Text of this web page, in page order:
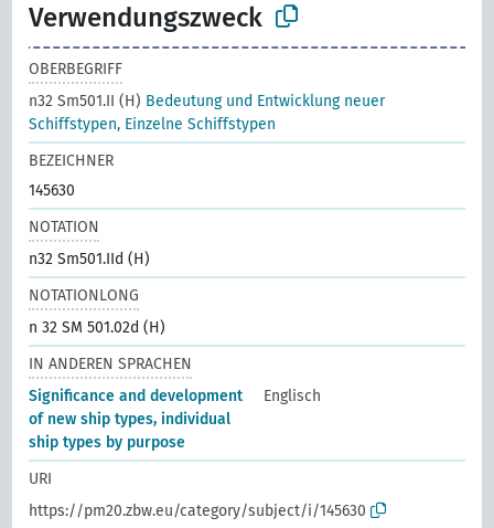
Verwendungszweck
OBERBEGRIFF
n32 Sm501.II (H) Bedeutung und Entwicklung neuer
Schiffstypen, Einzelne Schiffstypen
BEZEICHNER
145630
NOTATION
n32 Sm501.IId (H)
NOTATIONLONG
n 32 SM 501.02d (H)
IN ANDEREN SPRACHEN
Significance and development
of new ship types, individual
ship types by purpose
Englisch
URI
https://pm20.zbw.eu/category/subject/i/145630